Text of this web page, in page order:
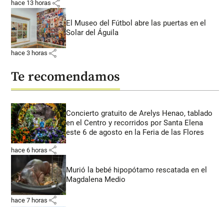
hace 13 horas share
El Museo del Fútbol abre las puertas en el
Solar del Águila
hace 3 horas share
Te recomendamos
Concierto gratuito de Arelys Henao, tablado
en el Centro y recorridos por Santa Elena
este 6 de agosto en la Feria de las Flores
hace 6 horas share
Murió la bebé hipopótamo rescatada en el
Magdalena Medio
hace 7 horas share